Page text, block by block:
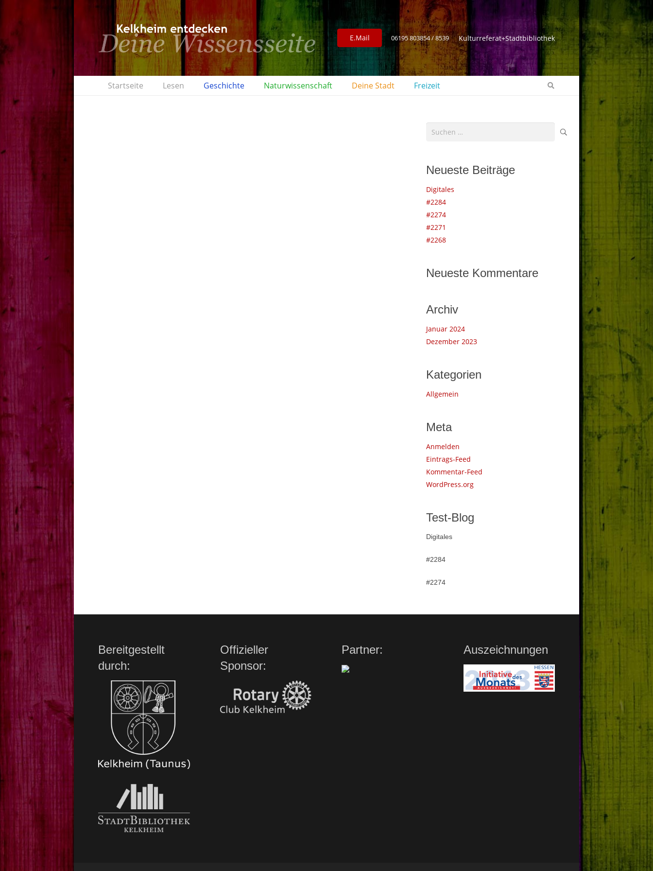
E.Mail 06195 803854 / 8539 Kulturreferat+Stadtbibliothek
Startseite Lesen Geschichte Naturwissenschaft Deine Stadt Freizeit
Suchen
Neueste Beiträge
Digitales
#2284
#2274
#2271
#2268
Neueste Kommentare
Archiv
Januar 2024
Dezember 2023
Kategorien
Allgemein
Meta
Anmelden
Eintrags-Feed
Kommentar-Feed
WordPress.org
Test-Blog
Digitales
#2284
#2274
Bereitgestellt
durch:
Offizieller
Sponsor:
Partner: Auszeichnungen